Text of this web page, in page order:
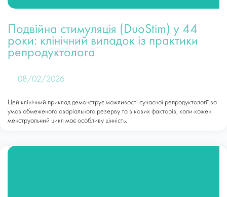
Подвійна стимуляція (DuoStim) у 44
роки: клінічний випадок із практики
репродуктолога
08/02/2026
Цей клінічний приклад демонструє можливості сучасної репродуктології за
умов обмеженого оваріального резерву та вікових факторів, коли кожен
менструальний цикл має особливу цінність.